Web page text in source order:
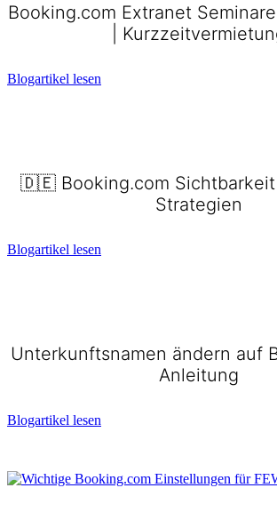
Booking.com Extranet
|
Blogartikel lesen
🇩🇪 Booking.com
Strategien
Blogartikel lesen
Unterkunftsnamen ändern auf
Anleitung
Blogartikel lesen